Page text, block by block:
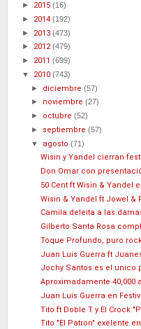
► 2015 (16)
► 2014 (192)
► 2013 (473)
► 2012(479)
► 2011 (699)
▼ 2010 (743)
► diciembre(57)
► noviembre(27)
► octubre(52)
► septiembre(57)
▼ agosto(71)
Wisin y Yandel cierran
Don Omar con
50 Cent ft Wisin & Yandel
Wisin & Yandel ft Jowel &
Camila deleita a las
Gilberto Santa Rosa
Toque Profundo, puro
Juan Luis Guerra ft
Jochy Santos es el unico
Aproximadamente 40,000
Juan Luis Guerra en
Tito ft Doble T y El Crock
Tito "El Patron" exelente